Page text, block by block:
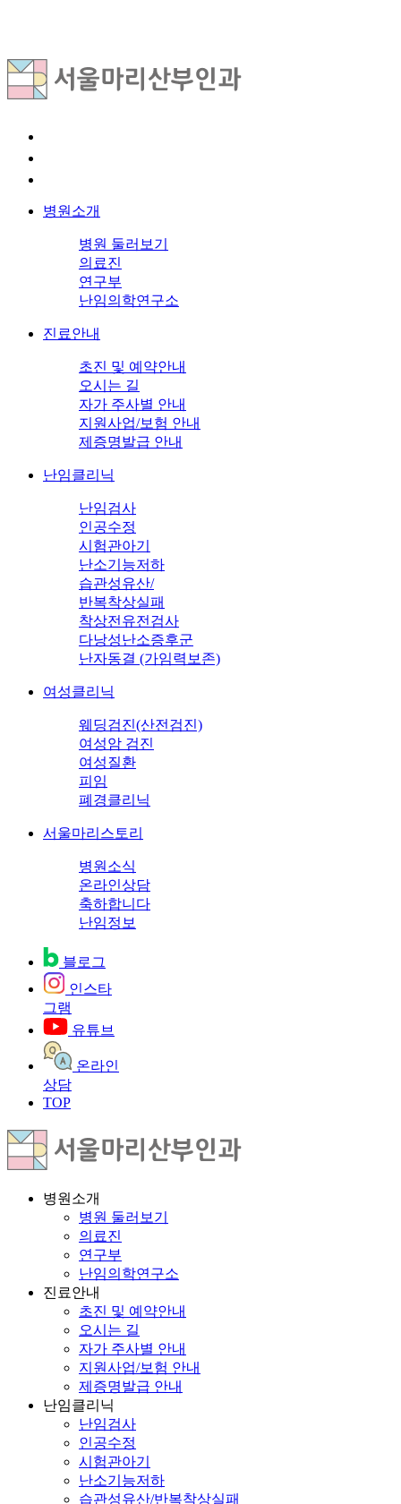
병원소개
병원 둘러보기
의료진
연구부
난임의학연구소
진료안내
초진 및 예약안내
오시는 길
자가 주사별 안내
지원사업/보험 안내
제증명발급 안내
난임클리닉
난임검사
인공수정
시험관아기
난소기능저하
습관성유산/
반복착상실패
착상전유전검사
다낭성난소증후군
난자동결 (가임력보존)
여성클리닉
웨딩검진(산전검진)
여성암 검진
여성질환
피임
폐경클리닉
서울마리스토리
병원소식
온라인상담
축하합니다
난임정보
블로그
인스타
그램
유튜브
온라인
상담
TOP
병원소개
병원 둘러보기
의료진
연구부
난임의학연구소
진료안내
초진 및 예약안내
오시는 길
자가 주사별 안내
지원사업/보험 안내
제증명발급 안내
난임클리닉
난임검사
인공수정
시험관아기
난소기능저하
습관성유산/반복착상실패